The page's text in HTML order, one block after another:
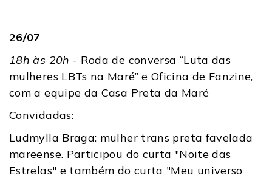
26/07
18h às 20h - Roda de conversa “Luta das
mulheres LBTs na Maré” e Oficina de Fanzine,
com a equipe da Casa Preta da Maré
Convidadas:
Ludmylla Braga: mulher trans preta favelada
mareense. Participou do curta "Noite das
Estrelas" e também do curta "Meu universo